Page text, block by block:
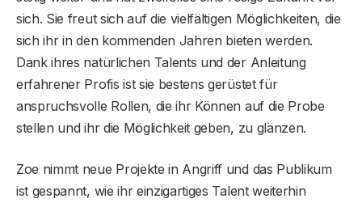
sich. Sie freut sich auf die vielfältigen Möglichkeiten, die
sich ihr in den kommenden Jahren bieten werden.
Dank ihres natürlichen Talents und der Anleitung
erfahrener Profis ist sie bestens gerüstet für
anspruchsvolle Rollen, die ihr Können auf die Probe
stellen und ihr die Möglichkeit geben, zu glänzen.
Zoe nimmt neue Projekte in Angriff und das Publikum
ist gespannt, wie ihr einzigartiges Talent weiterhin